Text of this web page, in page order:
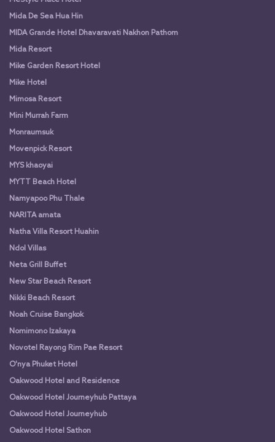
Mida De Sea Hua Hin
MIDA Grande Hotel Dhavaravati Nakhon Pathom
Mida Resort
Mike Garden Resort Hotel
Mike Hotel
Mimosa Resort
Mini Murrah Farm
Monraumsuk
Movenpick Resort
MYS khaoyai
MYTT Beach Hotel
Namyapoo Phu Thale
NARITA amata
Natha Villa Resort Huahin
Ndol Villas
Neta Grill Buffet
New Star Beach Resort
Nikki Beach Resort
Noah Cruise Bangkok
Nomimono Izakaya
Novotel Rayong Rim Pae Resort
O'nya Phuket Hotel
Oakwood Hotel and Residence
Oakwood Hotel Journeyhub Pattaya
Oakwood Hotel Journeyhub
Oakwood Hotel Sathon